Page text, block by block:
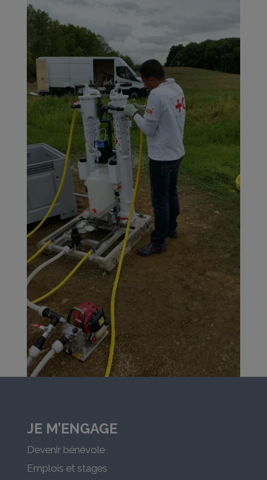
JE M’ENGAGE
Devenir bénévole
Emplois et stages